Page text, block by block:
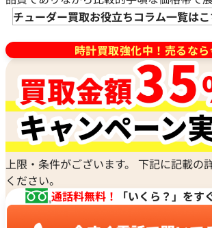
ブランドです。近年では独自の技術革新
自社製ムーブメントの開発により、単な
版というイメージから脱却し、独立した
位を確立しています。 本記事では、チューダーの歴史や特
徴を解説す
チューダー買取お役立ちコラム一覧はこ
時計買取強化中！売るなら
上限・条件がございます。 下記に記載の
ください。
通話料無料！
「いくら？」をす